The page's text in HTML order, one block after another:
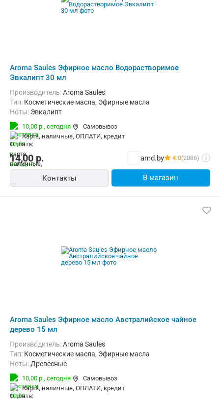
Aroma Saules Эфирное масло Водорастворимое
Эвкалипт 30 мл
Производитель:Aroma Saules
Тип: Косметические масла, Эфирные масла
Ноты: Эвкалипт
10,00 р., сегодня
Самовывоз
карта, наличные, ОПЛАТИ, кредит
14,00 р. amd.by 4.0(2086) i
Контакты В магазин
Aroma Saules Эфирное масло Австралийское чайное
дерево 15 мл
Производитель:Aroma Saules
Тип: Косметические масла, Эфирные масла
Ноты: Древесные
10,00 р., сегодня
Самовывоз
карта, наличные, ОПЛАТИ, кредит